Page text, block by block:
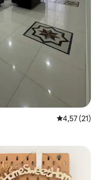
Średnia
4,57 (21)